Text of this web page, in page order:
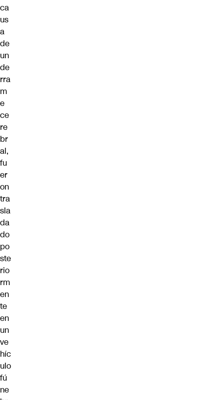
ca
us
a
de
un
de
rra
m
e
ce
re
br
al,
fu
er
on
tra
sla
da
do
po
ste
rio
rm
en
te
en
un
ve
híc
ulo
fú
ne